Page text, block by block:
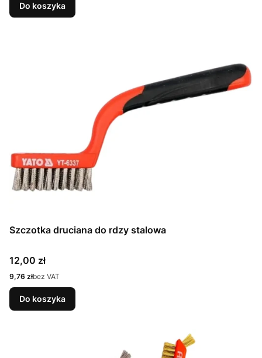
Do koszyka
Szczotka druciana do rdzy stalowa
Cena
12,00 zł
Cena
9,76 złbez VAT
Do koszyka